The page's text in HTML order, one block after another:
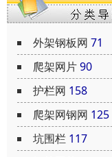
外架钢板网 71
爬架网片90
护栏网 158
爬架网钢网 125
坑围栏 117